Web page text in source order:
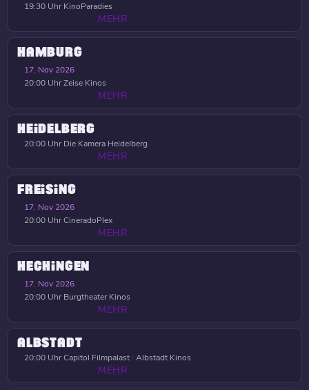
19:30 Uhr KinoParadies
MEHR
HAMBURG
17. Nov 2026
20:00 UhrZeise Kinos
MEHR
HEIDELBERG
20:00 Uhr Die Kamera Heidelberg
MEHR
FREISING
17. Nov 2026
20:00 UhrCineradoPlex
MEHR
HECHINGEN
17. Nov 2026
20:00 Uhr Burgtheater Kinos
MEHR
ALBSTADT
20:00 UhrCapitol Filmpalast · Albstadt Kinos
MEHR